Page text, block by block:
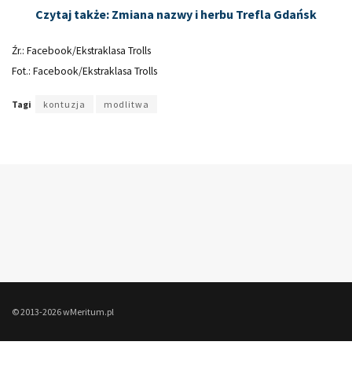
Czytaj także: Zmiana nazwy i herbu Trefla Gdańsk
Źr.: Facebook/Ekstraklasa Trolls
Fot.: Facebook/Ekstraklasa Trolls
Tagi kontuzja modlitwa
© 2013-2026 wMeritum.pl